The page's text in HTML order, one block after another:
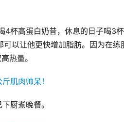
4杯高蛋白奶昔，休息的日子喝3
以让他更快增加脂肪。因为在练
热量。
厨煮晚餐。